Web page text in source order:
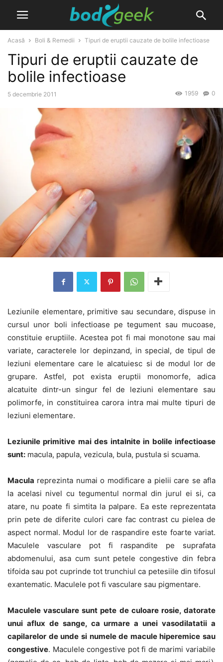
Acasă Boli & Remedii Tipuri de eruptii cauzate de bolile infectioase
Tipuri de eruptii cauzate de
bolile infectioase
5 decembrie 2011 0
1959
Leziunile elementare, primitive sau secundare, dispuse in
cursul unor boli infectioase pe tegument sau mucoase,
constituie eruptiile. Acestea pot fi mai monotone sau mai
variate, caracterele lor depinzand, in special, de tipul de
leziuni elementare care le alcatuiesc si de modul lor de
grupare. Astfel, pot exista eruptii monomorfe, adica
alcatuite dintr-un singur fel de leziuni elementare sau
polimorfe, in constituirea carora intra mai multe tipuri de
leziuni elementare.
Leziunile primitive mai des intalnite in bolile infectioase
sunt: macula, papula, vezicula, bula, pustula si scuama.
Macula reprezinta numai o modificare a pielii care se afla
la acelasi nivel cu tegumentul normal din jurul ei si, ca
atare, nu poate fi simtita la palpare. Ea este reprezentata
prin pete de diferite culori care fac contrast cu pielea de
aspect normal. Modul lor de raspandire este foarte variat.
Maculele vasculare pot fi raspandite pe suprafata
abdomenului, asa cum sunt petele congestive din febra
tifoida sau pot cuprinde tot trunchiul ca petesiile din tifosul
exantematic. Maculele pot fi vasculare sau pigmentare.
Maculele vasculare sunt pete de culoare rosie, datorate
unui aflux de sange, ca urmare a unei vasodilatatii a
capilarelor de unde si numele de macule hiperemice sau
congestive. Maculele congestive pot fi de marimi variabile